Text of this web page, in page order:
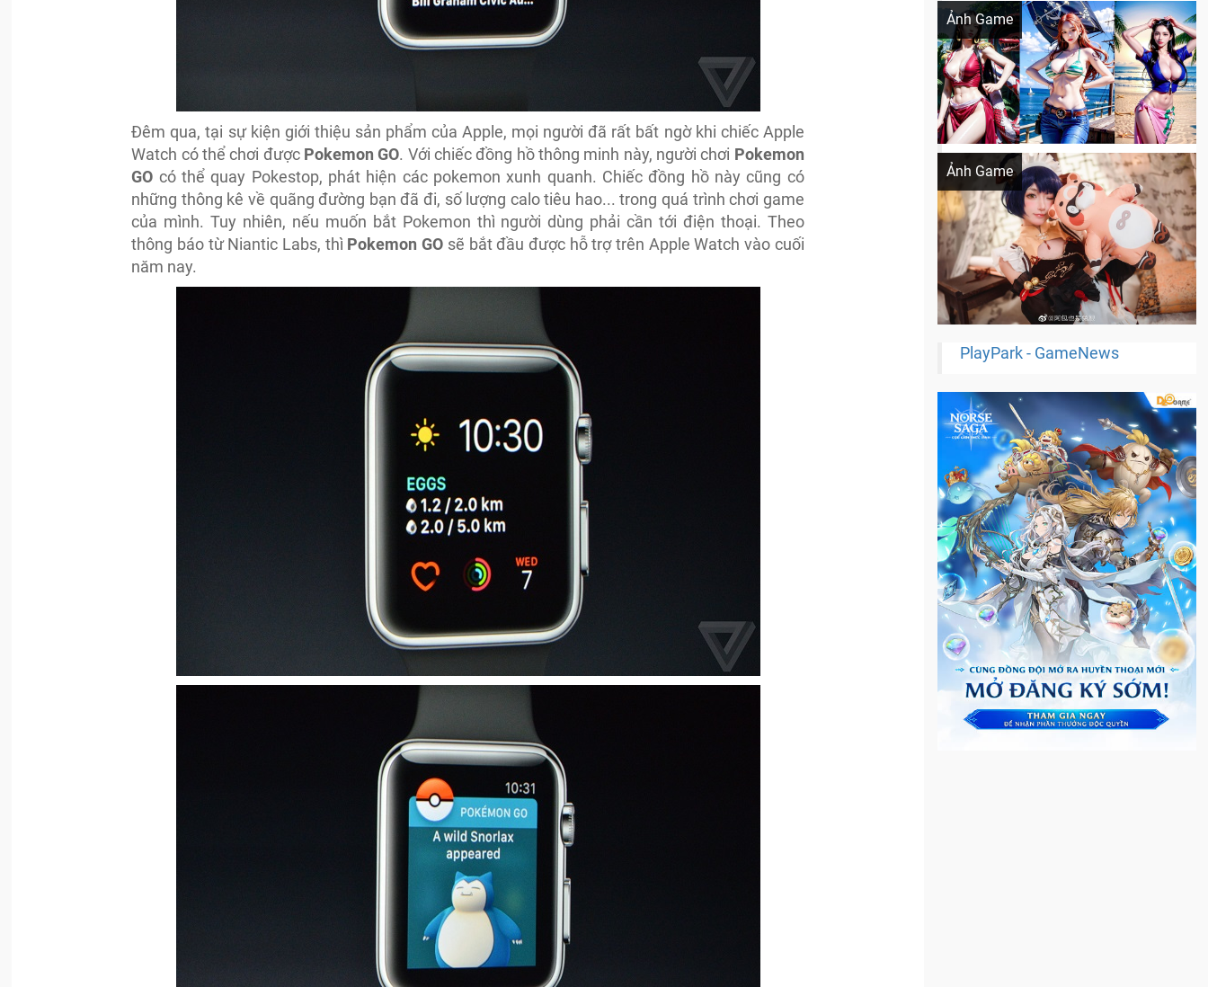
Đêm qua, tại sự kiện giới thiệu sản phẩm của Apple, mọi người đã rất bất ngờ khi chiếc Apple
Watch có thể chơi được Pokemon GO. Với chiếc đồng hồ thông minh này, người chơi Pokemon
GO có thể quay Pokestop, phát hiện các pokemon xunh quanh. Chiếc đồng hồ này cũng có
những thông kê về quãng đường bạn đã đi, số lượng calo tiêu hao... trong quá trình chơi game
của mình. Tuy nhiên, nếu muốn bắt Pokemon thì người dùng phải cần tới điện thoại. Theo
thông báo từ Niantic Labs, thì Pokemon GO sẽ bắt đầu được hỗ trợ trên Apple Watch vào cuối
năm nay.
Ảnh Game
Ảnh Game
Cosplay Xiangling siêu cute
PlayPark - GameNews